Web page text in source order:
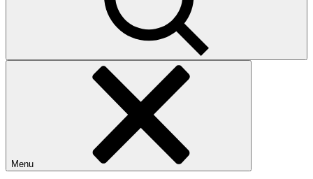
Menu